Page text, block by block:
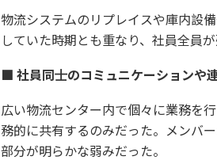
物流システムのリプレイスや庫内設
していた時期とも重なり、社員全員
■ 社員同⼠のコミュニケーションや
広い物流センター内で個々に業務を
務的に共有するのみだった。メンバ
部分が明らかな弱みだった。